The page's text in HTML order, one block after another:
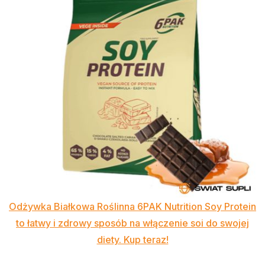
Odżywka Białkowa Roślinna 6PAK Nutrition Soy Protein
to łatwy i zdrowy sposób na włączenie soi do swojej
diety. Kup teraz!